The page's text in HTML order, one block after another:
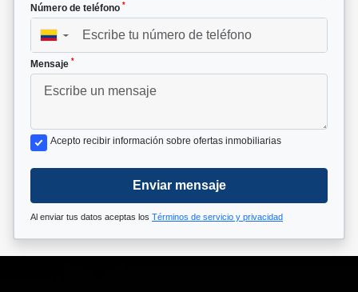
Número de teléfono *
▼
Mensaje *
Acepto recibir información sobre ofertas inmobiliarias
Enviar mensaje
Al enviar tus datos aceptas los Términos de servicio y privacidad